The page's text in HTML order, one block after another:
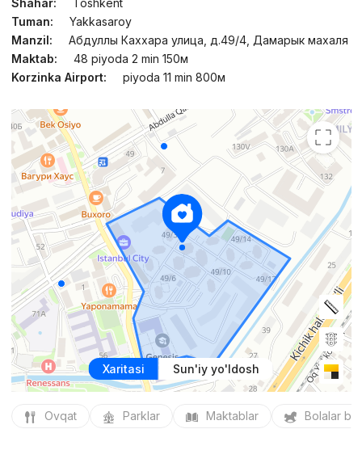
Shahar:
Toshkent
Tuman:
Yakkasaroy
Manzil:
Абдуллы Каххара улица, д.49/4, Дамарык махаля
Maktab:
48 piyoda 2 min 150м
Korzinka Airport:
piyoda 11 min 800м
Xaritasi Sun'iy yo'ldosh
Ovqat Parklar Maktablar Bolalar